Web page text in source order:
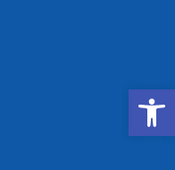
Abrir